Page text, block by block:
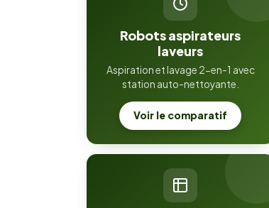
Robots aspirateurs
laveurs
Aspiration et lavage 2-en-1 avec
station auto-nettoyante.
Voir le comparatif